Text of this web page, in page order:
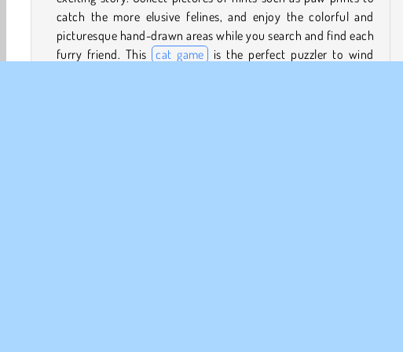
catch the more elusive felines, and enjoy the colorful and
picturesque hand-drawn areas while you search and find each
furry friend. This
cat game
is the perfect puzzler to wind